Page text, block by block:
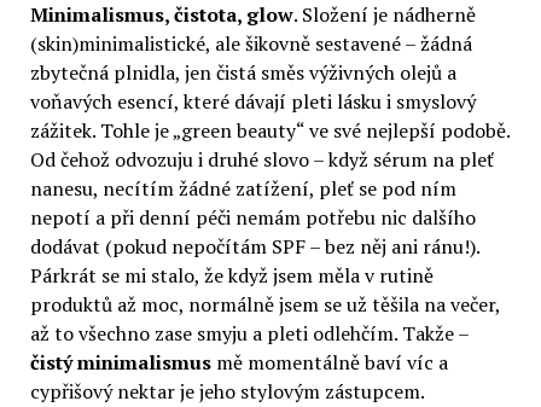
Minimalismus, čistota, glow. Složení je nádherně
(skin)minimalistické, ale šikovně sestavené – žádná
zbytečná plnidla, jen čistá směs výživných olejů a
voňavých esencí, které dávají pleti lásku i smyslový
zážitek. Tohle je „green beauty“ ve své nejlepší podobě.
Od čehož odvozuju i druhé slovo – když sérum na pleť
nanesu, necítím žádné zatížení, pleť se pod ním
nepotí a při denní péči nemám potřebu nic dalšího
dodávat (pokud nepočítám SPF – bez něj ani ránu!).
Párkrát se mi stalo, že když jsem měla v rutině
produktů až moc, normálně jsem se už těšila na večer,
až to všechno zase smyju a pleti odlehčím. Takže –
čistý minimalismusmě momentálně baví víc a
cypřišový nektar je jeho stylovým zástupcem.